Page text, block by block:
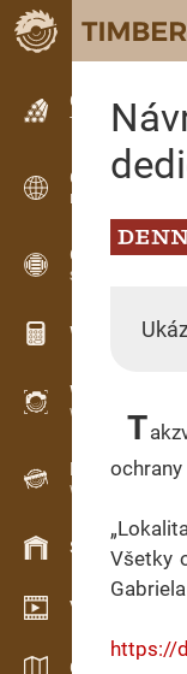
Classifieds
Text classifieds
Classifieds
International
OPTI-TIMB
Sawing patterns
Wood
WoodProfi
Wood volume with
Recorder
Wood inventory in
Stock
Video
Catalogs /
T
Všetky
https://